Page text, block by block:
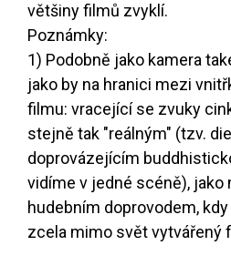
většiny filmů zvyklí.
Poznámky:
1) Podobně jako kamera
jako by na hranici mezi
filmu: vracející se zvuky
stejně tak "reálným" (tzv.
doprovázejícím
vidíme v jedné scéně),
hudebním doprovodem,
zcela mimo svět vytvářený